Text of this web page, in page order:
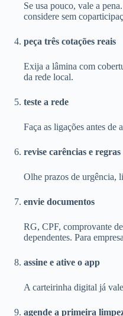
Se usa pouco, vale a
considere sem
peça três cotações reais
Exija a lâmina com
da rede local.
teste a rede
Faça as ligações antes de
revise carências e regras
Olhe prazos de urgência,
envie documentos
RG, CPF, comprovante
dependentes. Para
assine e ative o app
A carteirinha digital já
agende a primeira